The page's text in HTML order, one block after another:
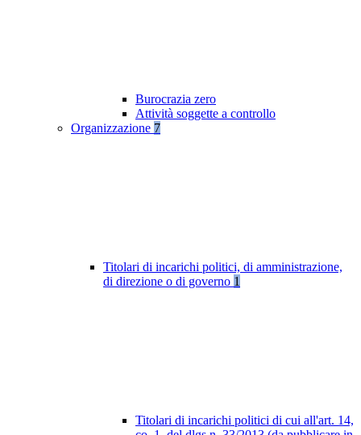
Burocrazia zero
Attività soggette a controllo
Organizzazione 7
Titolari di incarichi politici, di amministrazione,
di direzione o di governo 1
Titolari di incarichi politici di cui all'art. 14,